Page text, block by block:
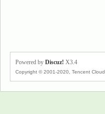
Powered by Discuz! X3.4
Copyright © 2001-2020, Tencent Cloud.